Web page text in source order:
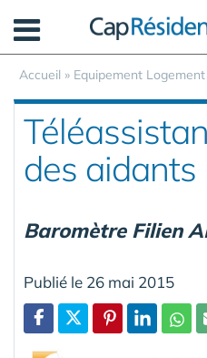
Accueil » Equipement Logement
des aidants
Baromètre Filien
Publié le 26 mai 2015
Panneau de gestion des